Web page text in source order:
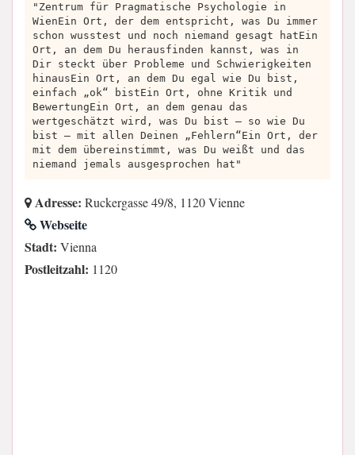
"Zentrum für Pragmatische Psychologie in
WienEin Ort, der dem entspricht, was Du immer
schon wusstest und noch niemand gesagt hatEin
Ort, an dem Du herausfinden kannst, was in
Dir steckt über Probleme und Schwierigkeiten
hinausEin Ort, an dem Du egal wie Du bist,
einfach „ok“ bistEin Ort, ohne Kritik und
BewertungEin Ort, an dem genau das
wertgeschätzt wird, was Du bist – so wie Du
bist – mit allen Deinen „Fehlern“Ein Ort, der
mit dem übereinstimmt, was Du weißt und das
niemand jemals ausgesprochen hat"
Adresse: Ruckergasse 49/8, 1120 Vienne
Webseite
Stadt: Vienna
Postleitzahl: 1120